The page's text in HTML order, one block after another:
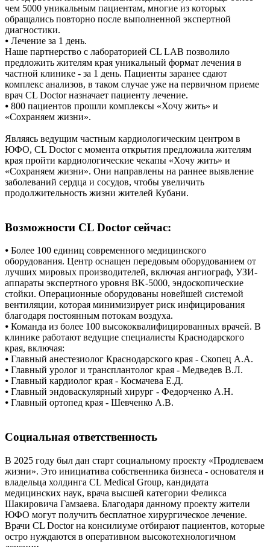
чем 5000 уникальным пациентам, многие из которых
обращались повторно после выполненной экспертной
диагностики.
⦁ Лечение за 1 день.
Наше партнерство с лабораторией CL LAB позволило
предложить жителям края уникальный формат лечения в
частной клинике - за 1 день. Пациенты заранее сдают
комплекс анализов, в таком случае уже на первичном приеме
врач CL Doctor назначает пациенту лечение.
⦁ 800 пациентов прошли комплексы «Хочу жить» и
«Сохраняем жизни».
Являясь ведущим частным кардиологическим центром в
ЮФО, CL Doctor с момента открытия предложила жителям
края пройти кардиологические чекапы «Хочу жить» и
«Сохраняем жизни». Они направлены на раннее выявление
заболеваний сердца и сосудов, чтобы увеличить
продолжительность жизни жителей Кубани.
Возможности CL Doctor сейчас:
⦁ Более 100 единиц современного медицинского
оборудования. Центр оснащен передовым оборудованием от
лучших мировых производителей, включая ангиограф, УЗИ-
аппараты экспертного уровня BK-5000, эндоскопические
стойки. Операционные оборудованы новейшей системой
вентиляции, которая минимизирует риск инфицирования
благодаря постоянным потокам воздуха.
⦁ Команда из более 100 высококвалифицированных врачей. В
клинике работают ведущие специалисты Краснодарского
края, включая:
⦁ Главный анестезиолог Краснодарского края - Скопец А.А.
⦁ Главный уролог и трансплантолог края - Медведев В.Л.
⦁ Главный кардиолог края - Космачева Е.Д.
⦁ Главный эндоваскулярный хирург - Федорченко А.Н.
⦁ Главный ортопед края - Шевченко А.В.
Социальная ответственность
В 2025 году был дан старт социальному проекту «Продлеваем
жизни». Это инициатива собственника бизнеса - основателя и
владельца холдинга CL Medical Group, кандидата
медицинских наук, врача высшей категории Феликса
Шакировича Гамзаева. Благодаря данному проекту жители
ЮФО могут получить бесплатное хирургическое лечение.
Врачи CL Doctor на консилиуме отбирают пациентов, которые
остро нуждаются в оперативном высокотехнологичном